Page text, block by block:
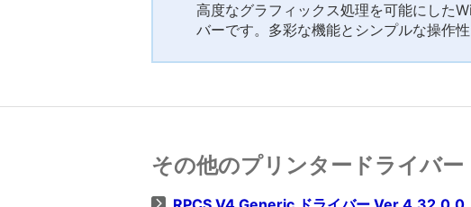
高度なグラフィックス処理を可能にした
バーです。多彩な機能とシンプルな操作
その他のプリンタードライバー